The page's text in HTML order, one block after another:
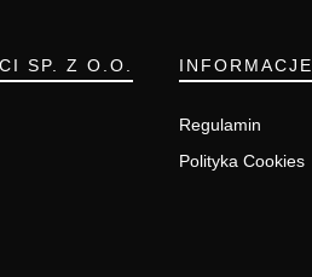
SP. Z O.O. INFORMACJE
Regulamin
Polityka Cookies